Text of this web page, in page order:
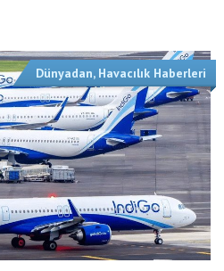
Dünyadan, Havacılık Haberleri